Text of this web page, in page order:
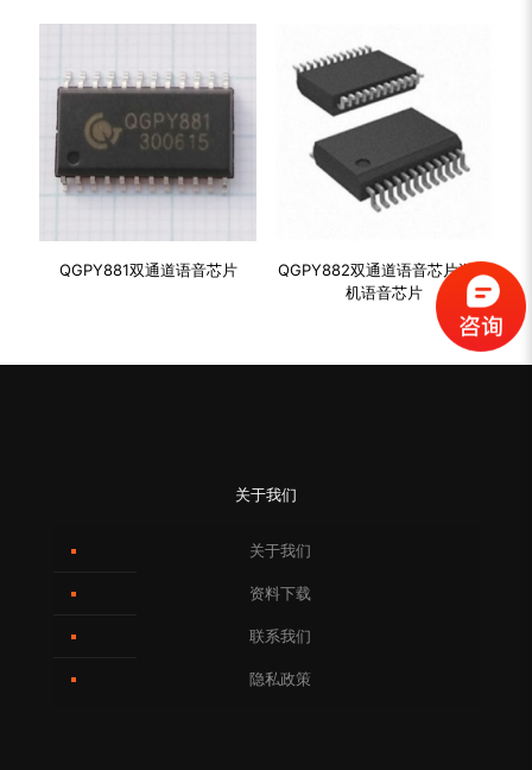
QGPY881双通道语音芯片
QGPY882双通道语音芯片游艺
机语音芯片
关于我们
关于我们
资料下载
联系我们
隐私政策